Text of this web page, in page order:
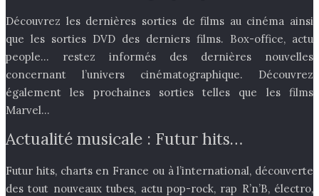
Découvrez les dernières sorties de films au cinéma ainsi
que les sorties DVD des derniers films. Box-office, actu
people… restez informés des dernières nouvelles
concernant l’univers cinématographique. Découvrez
également les prochaines sorties telles que les films
Marvel…
Actualité musicale : Futur hits…
Futur hits, charts en France ou à l’international, découverte
des tout nouveaux tubes, actu pop-rock, rap R’n’B, électro,